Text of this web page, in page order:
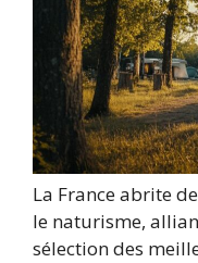
La France abrite
le naturisme,
sélection des